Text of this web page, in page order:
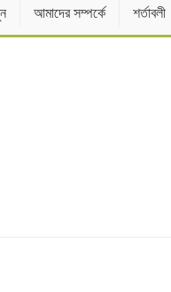
আমাদের সম্পর্কে শর্তাবলী